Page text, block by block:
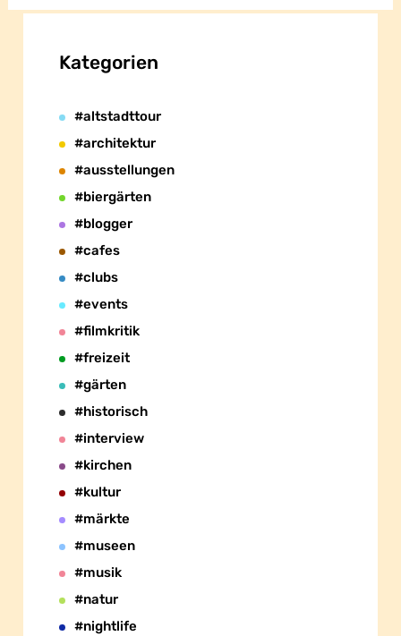
Kategorien
#altstadttour
#architektur
#ausstellungen
#biergärten
#blogger
#cafes
#clubs
#events
#filmkritik
#freizeit
#gärten
#historisch
#interview
#kirchen
#kultur
#märkte
#museen
#musik
#natur
#nightlife